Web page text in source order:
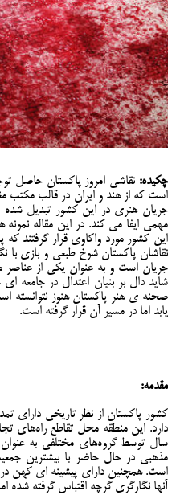
چکیده: نقاشی امروز پاکستان حاصل
است که از هند و ایران در قالب مکتب
جریان هنری در این کشور تبدیل
مهمی ایفا می کند. در اين مقاله
این کشور مورد واكاوي قرار گرفتند
نقاشان پاکستان شوخ طبعی و بازی
جریان است و به عنوان یکی از
شاید دال بر بنیان اعتدال در
صحنه ی هنر پاکستان هنوز نتوانسته
یابد اما در مسیر آن قرار گرفته است.
مقدمه:
کشور پاکستان از نظر تاریخی دارای
دارد. این منطقه محل تقاطع راه‌های
سال توسط گروه‌های مختلفی به
مذهبی در حال حاضر با بیشترین
است. همچنین دارای پیشینه ای کهن
آنها نگارگری گرچه اقتباس گرفته شده